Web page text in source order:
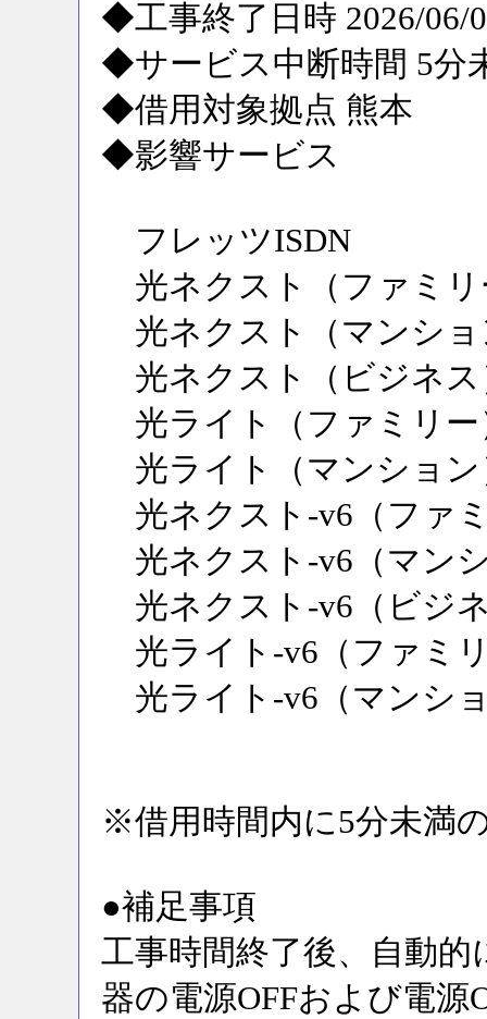
◆工事終了日時 2026/06/
◆サービス中断時間 5分
◆借用対象拠点 熊本
◆影響サービス
フレッツISDN
光ネクスト（ファミリ
光ネクスト（マンショ
光ネクスト（ビジネス
光ライト（ファミリー
光ライト（マンション
光ネクスト-v6（ファ
光ネクスト-v6（マン
光ネクスト-v6（ビジ
光ライト-v6（ファミ
光ライト-v6（マンシ
※借用時間内に5分未満
●補足事項
工事時間終了後、自動
器の電源OFFおよび電